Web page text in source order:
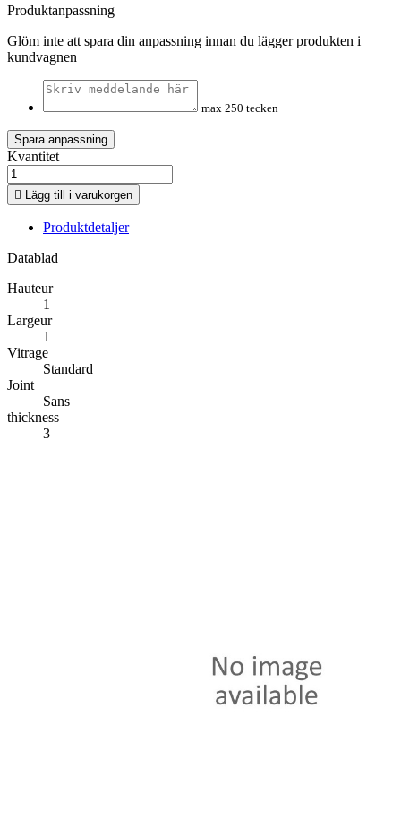
Produktanpassning
Glöm inte att spara din anpassning innan du lägger produkten i
kundvagnen
max 250 tecken
Spara anpassning
Kvantitet
 Lägg till i varukorgen
Produktdetaljer
Datablad
Hauteur
1
Largeur
1
Vitrage
Standard
Joint
Sans
thickness
3